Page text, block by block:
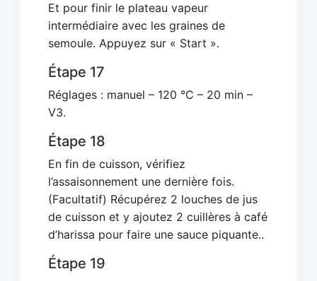
Et pour finir le plateau vapeur
intermédiaire avec les graines de
semoule. Appuyez sur « Start ».
Étape 17
Réglages : manuel – 120 °C – 20 min –
V3.
Étape 18
En fin de cuisson, vérifiez
l’assaisonnement une dernière fois.
(Facultatif) Récupérez 2 louches de jus
de cuisson et y ajoutez 2 cuillères à café
d’harissa pour faire une sauce piquante..
Étape 19